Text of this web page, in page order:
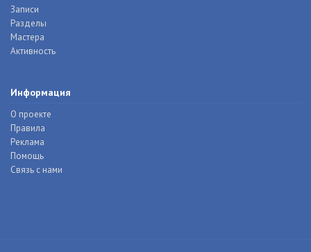
Записи
Разделы
Мастера
Активность
Информация
О проекте
Правила
Реклама
Помощь
Связь с нами